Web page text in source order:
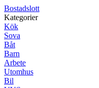
Bostadslott
Kategorier
Kök
Sova
Båt
Barn
Arbete
Utomhus
Bil